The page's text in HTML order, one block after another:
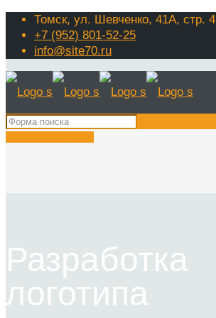
Томск, ул. Шевченко, 41А, стр. 4
+7 (952) 801-52-25
info@site70.ru
Разработка
логотипа